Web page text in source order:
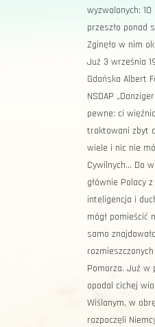
wyzwolonych:
przeszło ponad
Zginęło w nim
Już 3 września
Gdańska Albert
NSDAP
pewne: ci
traktowani zbyt
wiele i nic nie
Cywilnych... Do
głównie Polacy
inteligencja i
mógł pomieścić
samo
Pomorza. Już w
opodal cichej
Wiślanym, w
rozpoczęli